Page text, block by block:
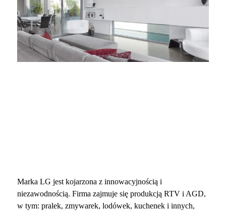
Marka LG jest kojarzona z innowacyjnością i
niezawodnością. Firma zajmuje się produkcją RTV i AGD,
w tym: pralek, zmywarek, lodówek, kuchenek i innych,